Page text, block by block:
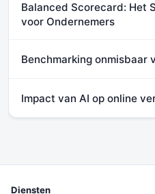
Balanced Scorecard: Het
voor Ondernemers
Benchmarking onmisbaar
Impact van AI op online
Diensten